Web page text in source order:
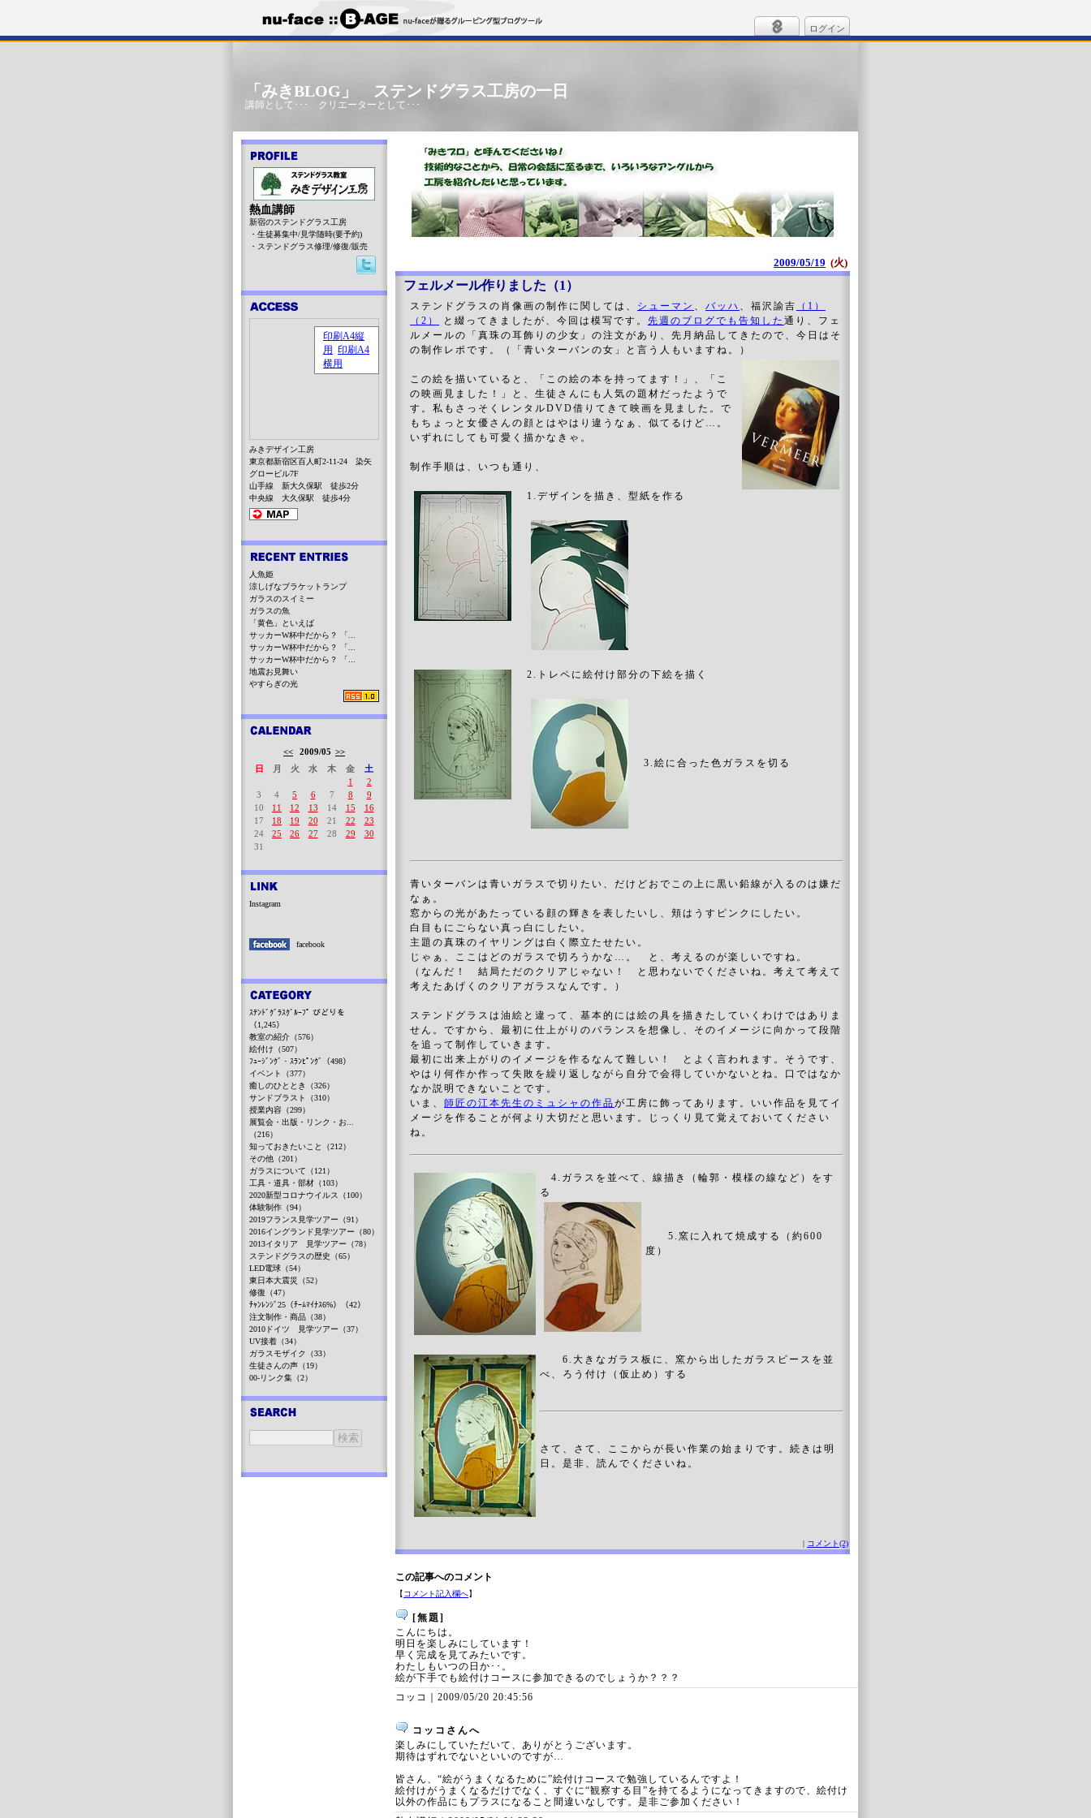
ログイン
「みきBLOG」 ステンドグラス工房の一日
講師として･･･ クリエーターとして･･･
2009/05/19 (火)
フェルメール作りました（1）
ステンドグラスの肖像画の制作に関しては、 シューマン 、 バッハ 、福沢諭吉
（1）
（2）
と綴ってきましたが、今回は模写です。 先週のブログでも告知した 通り、フェ
ルメールの「真珠の耳飾りの少女」の注文があり、先月納品してきたので、今日はそ
の制作レポです。（「青いターバンの女」と言う人もいますね。）
この絵を描いていると、「この絵の本を持ってます！」、「こ
の映画見ました！」と、生徒さんにも人気の題材だったようで
す。私もさっそくレンタルDVD借りてきて映画を見ました。で
もちょっと女優さんの顔とはやはり違うなぁ、似てるけど…。
いずれにしても可愛く描かなきゃ。
制作手順は、いつも通り、
1.デザインを描き、型紙を作る
2.トレペに絵付け部分の下絵を描く
3.絵に合った色ガラスを切る
青いターバンは青いガラスで切りたい、だけどおでこの上に黒い鉛線が入るのは嫌だ
なぁ。
窓からの光があたっている顔の輝きを表したいし、頬はうすピンクにしたい。
白目もにごらない真っ白にしたい。
主題の真珠のイヤリングは白く際立たせたい。
じゃぁ、ここはどのガラスで切ろうかな…。 と、考えるのが楽しいですね。
（なんだ！ 結局ただのクリアじゃない！ と思わないでくださいね。考えて考えて
考えたあげくのクリアガラスなんです。）
ステンドグラスは油絵と違って、基本的には絵の具を描きたしていくわけではありま
せん。ですから、最初に仕上がりのバランスを想像し、そのイメージに向かって段階
を追って制作していきます。
最初に出来上がりのイメージを作るなんて難しい！ とよく言われます。そうです、
やはり何作か作って失敗を繰り返しながら自分で会得していかないとね。口ではなか
なか説明できないことです。
いま、 師匠の江本先生のミュシャの作品が工房に飾ってあります。いい作品を見てイ
メージを作ることが何より大切だと思います。じっくり見て覚えておいてください
ね。
4.ガラスを並べて、線描き（輪郭・模様の線など）をす
る
5.窯に入れて焼成する（約600
度）
6.大きなガラス板に、窯から出したガラスピースを並
べ、ろう付け（仮止め）する
さて、さて、ここからが長い作業の始まりです。続きは明
日。是非、読んでくださいね。
| コメント(2)
この記事へのコメント
【コメント記入欄へ】
[無題]
こんにちは。
明日を楽しみにしています！
早く完成を見てみたいです。
わたしもいつの日か･･。
絵が下手でも絵付けコースに参加できるのでしょうか？？？
コッコ｜ 2009/05/20 20:45:56
コッコさんへ
楽しみにしていただいて、ありがとうございます。
期待はずれでないといいのですが…
皆さん、“絵がうまくなるために”絵付けコースで勉強しているんですよ！
絵付けがうまくなるだけでなく、すぐに“観察する目”を持てるようになってきますので、絵付け
以外の作品にもプラスになること間違いなしです。是非ご参加ください！
熱血講師
新宿のステンドグラス工房
・生徒募集中/見学随時(要予約)
・ステンドグラス修理/修復/販売
みきデザイン工房
東京都新宿区百人町2-11-24 染矢
グロービル7F
山手線 新大久保駅 徒歩2分
中央線 大久保駅 徒歩4分
人魚姫
涼しげなブラケットランプ
ガラスのスイミー
ガラスの魚
「黄色」といえば
サッカーW杯中だから？ 「...
サッカーW杯中だから？ 「...
サッカーW杯中だから？ 「...
地震お見舞い
やすらぎの光
<< 2009/05 >>
日
月 火 水 木 金
土
1
2
3
4 5 6 7 8
9
10
11 12 13 14 15
16
17
18 19 20 21 22
23
24
25 26 27 28 29
30
31
Instagram
facebook
ｽﾃﾝﾄﾞｸﾞﾗｽｸﾞﾙｰﾌﾟ びどりを
（1,245）
教室の紹介（576）
絵付け（507）
ﾌｭｰｼﾞﾝｸﾞ・ｽﾗﾝﾋﾟﾝｸﾞ（498）
イベント（377）
癒しのひととき（326）
サンドブラスト（310）
授業内容（299）
展覧会・出版・リンク・お...
（216）
知っておきたいこと（212）
その他（201）
ガラスについて（121）
工具・道具・部材（103）
2020新型コロナウイルス（100）
体験制作（94）
2019フランス見学ツアー（91）
2016イングランド見学ツアー（80）
2013イタリア 見学ツアー（78）
ステンドグラスの歴史（65）
LED電球（54）
東日本大震災（52）
修復（47）
ﾁｬﾝﾚﾝｼﾞ25（ﾁｰﾑﾏｲﾅｽ6%）（42）
注文制作・商品（38）
2010ドイツ 見学ツアー（37）
UV接着（34）
ガラスモザイク（33）
生徒さんの声（19）
00-リンク集（2）